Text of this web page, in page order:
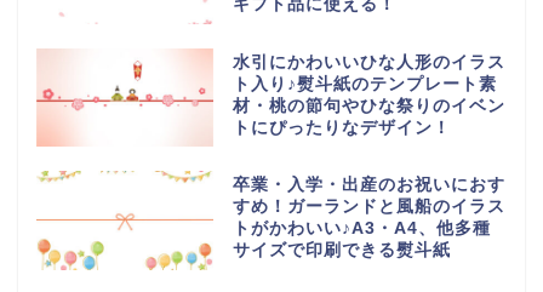
ギフト品に使える！
水引にかわいいひな人形のイラス
ト入り♪熨斗紙のテンプレート素
材・桃の節句やひな祭りのイベン
トにぴったりなデザイン！
卒業・入学・出産のお祝いにおす
すめ！ガーランドと風船のイラス
トがかわいい♪A3・A4、他多種
サイズで印刷できる熨斗紙